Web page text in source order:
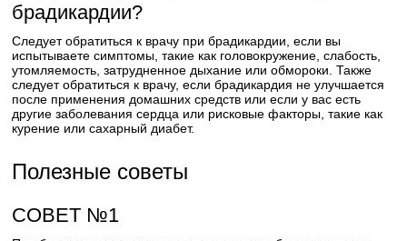
брадикардии?
Следует обратиться к врачу при брадикардии, если вы
испытываете симптомы, такие как головокружение, слабость,
утомляемость, затрудненное дыхание или обмороки. Также
следует обратиться к врачу, если брадикардия не улучшается
после применения домашних средств или если у вас есть
другие заболевания сердца или рисковые факторы, такие как
курение или сахарный диабет.
Полезные советы
СОВЕТ №1